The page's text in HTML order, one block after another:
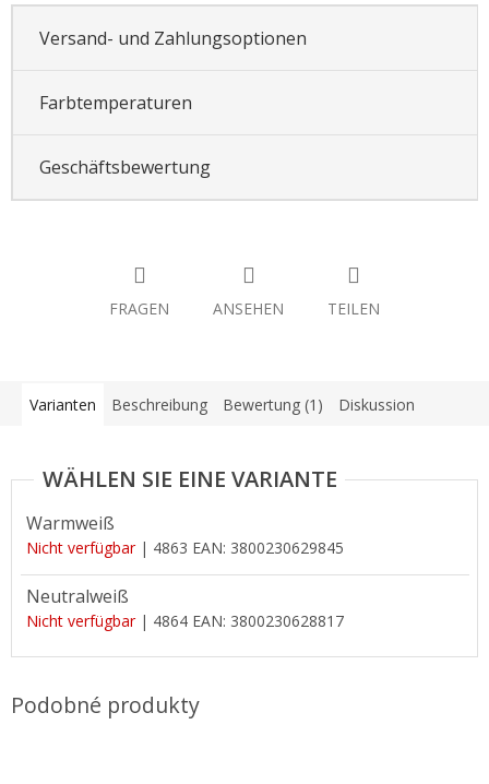
Versand- und Zahlungsoptionen
Farbtemperaturen
Geschäftsbewertung
FRAGEN ANSEHEN TEILEN
Varianten Beschreibung Bewertung (1) Diskussion
Warmweiß
Nicht verfügbar | 4863 EAN: 3800230629845
Neutralweiß
Nicht verfügbar | 4864 EAN: 3800230628817